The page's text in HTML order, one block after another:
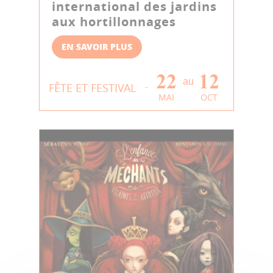
international des jardins
aux hortillonnages
EN SAVOIR PLUS
FÊTE ET FESTIVAL 22
MAI
au 12
OCT